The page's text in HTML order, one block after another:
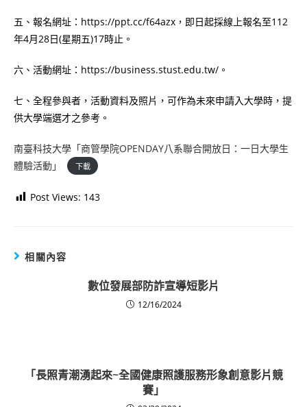
五、報名網址：https://ppt.cc/f64azx，即日起採線上報名至112
年4月28日(星期五)17時止。
六、活動網址：https://business.stust.edu.tw/。
七、全程參與者，活動資料及照片，可作為未來申請入大學時，提
供大學端選才之參考。
南臺科技大學「商管學院OPENDAY八系聯合開放日：一日大學生
體驗活動」
下載
Post Views: 143
相關內容
數位發展部防詐宣導短影片
12/16/2024
「長照青潮湧起來~全國健康照護服務形象創意影片競
賽」